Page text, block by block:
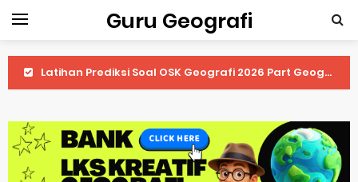
Guru Geografi
Latihan Prediksi Soal OSK Geografi 2026 Part Geografi Ekonomi
Latihan Prediksi Soal OSK Geografi 2026 Part Geografi Budaya
Latihan Prediksi Soal OSK Geografi 2026 Part Dinamika Kota